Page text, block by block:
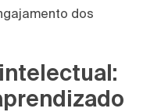
dos